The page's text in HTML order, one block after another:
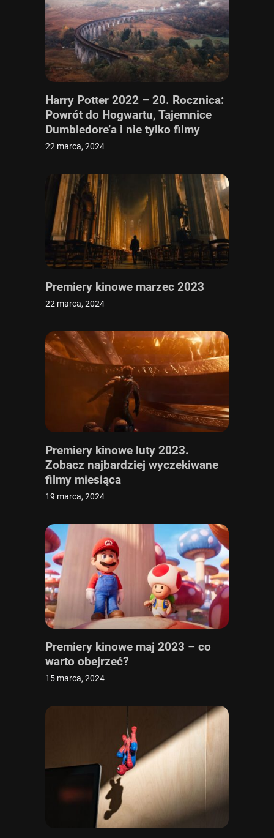
Harry Potter 2022 – 20. Rocznica:
Powrót do Hogwartu, Tajemnice
Dumbledore’a i nie tylko filmy
22 marca, 2024
Premiery kinowe marzec 2023
22 marca, 2024
Premiery kinowe luty 2023.
Zobacz najbardziej wyczekiwane
filmy miesiąca
19 marca, 2024
Premiery kinowe maj 2023 – co
warto obejrzeć?
15 marca, 2024